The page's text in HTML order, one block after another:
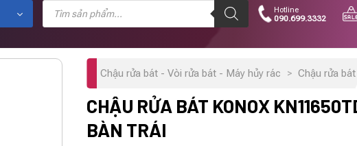
Tìm
kiếm
phẩm
Hotline
090.699.3332
Chậu rửa bát - Vòi rửa bát - Máy hủy rác > Chậu rửa bát
CHẬU RỬA BÁT KONOX
BÀN TRÁI